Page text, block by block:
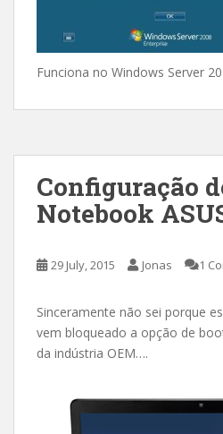
Funciona no Windows Server
Configuração
Notebook
29 July, 2015 Jonas 1
Sinceramente não sei porque
vem bloqueado a opção de
da indústria OEM….